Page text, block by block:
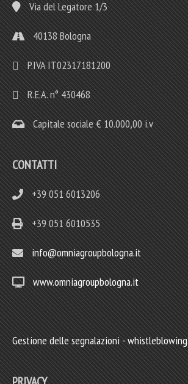
Via del Legatore 1/3
40138 Bologna
P.IVA IT02317181200
R.E.A. n° 430468
Capitale sociale € 10.000,00 i.v
CONTATTI
+39 051 6013206
+39 051 6010535
info@omniagroupbologna.it
www.omniagroupbologna.it
Gestione delle segnalazioni - whistleblowing